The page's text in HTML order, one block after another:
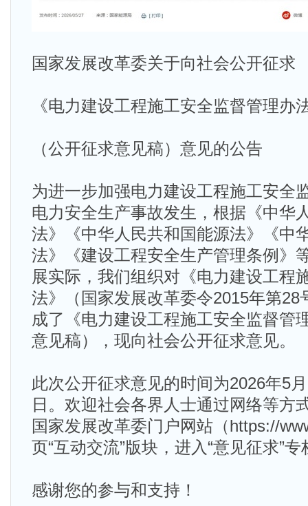
国家发展改革委关于向社会公开征求
《电力建设工程施工安全监督管理办
（公开征求意见稿）意见的公告
为进一步加强电力建设工程施工安全
电力安全生产事故发生，根据《中华
法》《中华人民共和国能源法》《中
法》《建设工程安全生产管理条例》
展实际，我们组织对《电力建设工程
法》（国家发展改革委令2015年第28
成了《电力建设工程施工安全监督管
意见稿），现向社会公开征求意见。
此次公开征求意见的时间为2026年5
日。欢迎社会各界人士通过网络等方
国家发展改革委门户网站（https://
页“互动交流”版块，进入“意见征求”
感谢您的参与和支持！